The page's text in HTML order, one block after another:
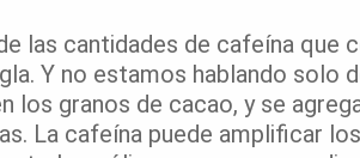
las cantidades de cafeína que
Y no estamos hablando solo
los granos de cacao, y se
La cafeína puede amplificar